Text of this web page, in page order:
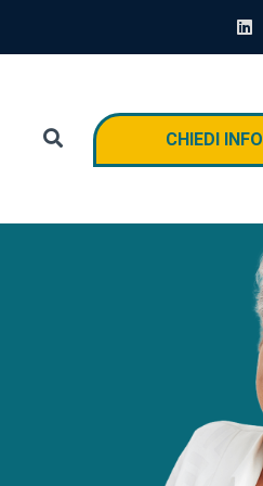
CHIEDI INFO